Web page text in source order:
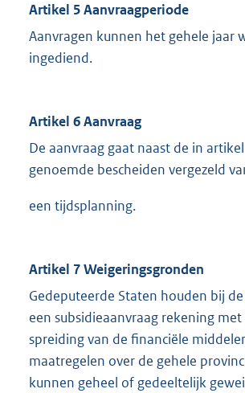
Artikel 5 Aanvraagperiode
Aanvragen kunnen het gehele jaar
ingediend.
Artikel 6 Aanvraag
De aanvraag gaat naast de in
genoemde bescheiden vergezeld
een tijdsplanning.
Artikel 7 Weigeringsgronden
Gedeputeerde Staten houden bij
een subsidieaanvraag rekening
spreiding van de financiële
maatregelen over de gehele
kunnen geheel of gedeeltelijk